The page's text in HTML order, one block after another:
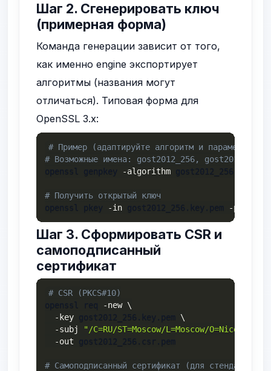
Шаг 2. Сгенерировать ключ
(примерная форма)
Команда генерации зависит от того,
как именно engine экспортирует
алгоритмы (названия могут
отличаться). Типовая форма для
OpenSSL 3.x:
# Пример (адаптируйте алгоритм и параметры
# Возможные имена: gost2012_256,
-algorithm
# Получить открытый ключ
-in -pubout
Шаг 3. Сформировать CSR и
самоподписанный
сертификат
# CSR (PKCS#10)
-new \
-key
\
-subj
"/C=RU/ST=Moscow/L=Moscow/O=NiceOS/
-out
# Самоподписанный сертификат (для стенда)